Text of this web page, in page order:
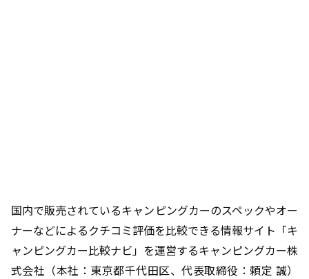
国内で販売されているキャンピングカーのスペックやオー
ナーなどによるクチコミ評価を比較できる情報サイト「キ
ャンピングカー比較ナビ」を運営するキャンピングカー株
式会社（本社：東京都千代田区、代表取締役：頼定 誠）